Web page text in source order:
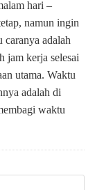
hari –
namun ingin
caranya adalah
jam kerja selesai
utama. Waktu
adalah di
waktu